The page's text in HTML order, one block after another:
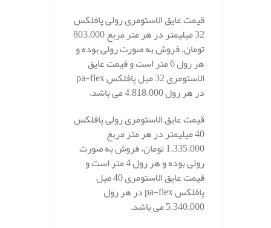
قیمت عایق الاستومری رولی پافلکس
32 میلیمتر در هر متر مربع 803.000
تومان، فروش به صورت رولی بوده و
هر رول 6 متر است و قیمت عایق
الاستومری 32 میل پافلکس pa-flex
در هر رول 4.818.000 می باشد.
قیمت عایق الاستومری رولی پافلکس
40 میلیمتر در هر متر مربع
1.335.000 تومان، فروش به صورت
رولی بوده و هر رول 4 متر است و
قیمت عایق الاستومری 40 میل
پافلکس pa-flex در هر رول
5.340.000 می باشد.